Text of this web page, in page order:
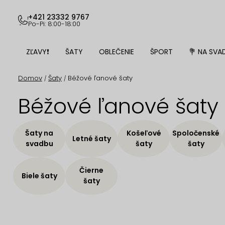
obsah
+421 23332 9767
Po-Pi: 8:00-18:00
ZĽAVY❗ ŠATY OBLEČENIE ŠPORT 💐 NA
Domov / Šaty / Béžové ľanové šaty
Béžové ľanové šaty
Šaty na
svadbu
Letné šaty
Košeľové
šaty
Spoločenské
šaty
Biele šaty
Čierne
šaty